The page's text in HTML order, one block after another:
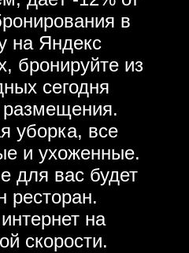
в
на Яндекс
бронируйте из
сегодня
размещения.
уборка, все
и ухоженные.
для вас будет
ресторан.
на
скорости.